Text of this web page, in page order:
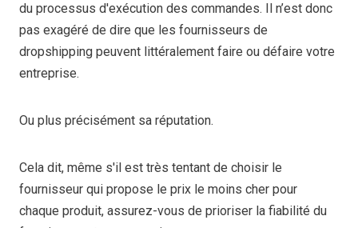
du processus d'exécution des commandes. Il n’est donc
pas exagéré de dire que les fournisseurs de
dropshipping peuvent littéralement faire ou défaire votre
entreprise.
Ou plus précisément sa réputation.
Cela dit, même s'il est très tentant de choisir le
fournisseur qui propose le prix le moins cher pour
chaque produit, assurez-vous de prioriser la fiabilité du